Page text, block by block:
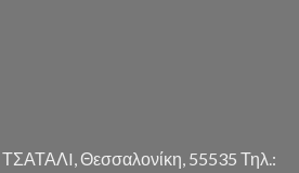
Θεσσαλονίκη, 55535 Τηλ.: